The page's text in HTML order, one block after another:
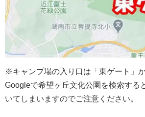
※キャンプ場の入り口は「東ゲート」
Googleで希望ヶ丘文化公園を検索する
いてしまいますのでご注意ください。